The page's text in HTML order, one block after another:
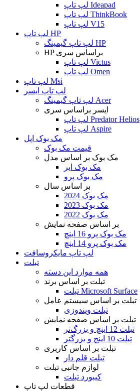
لپ تاپ Ideapad
لپ تاپ ThinkBook
لپ تاپ V15
لپ تاپ HP
لپ تاپ گیمینگ HP
HP براساس سری
لپ تاپ Victus
لپ تاپ Omen
لپ تاپ Msi
لپ تاپ ایسر
لپ تاپ گیمینگ Acer
ایسر براساس سری
لپ تاپ Predator Helios
لپ تاپ Aspire
مک بوک اپل
قیمت مک بوک
مک بوک بر اساس مدل
مک بوک ایر
مک بوک پرو
بر اساس سال
مک بوک 2024
مک بوک 2023
مک بوک 2022
بر اساس صفحه نمایش
مک بوک پرو 16 اینچ
مک بوک پرو 14 اینچ
لپ تاپ مایکروسافت
تبلت
همه موارد این دسته
تبلت بر اساس برند
تبلت Microsoft Surface
تبلت بر اساس سیستم عامل
تبلت ویندوزی
تبلت بر اساس صفحه نمایش
تبلت 12 اینچ و بزرگ‌تر
تبلت 10 اینچ و بزرگتر
تبلت بر اساس کاربری
تبلت قلم دار
لوازم جانبی تبلت
کیبورد تبلت
قطعات لپ تاپ